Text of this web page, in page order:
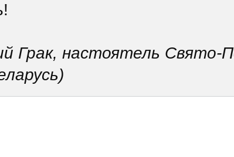
Грак, настоятель Свято-